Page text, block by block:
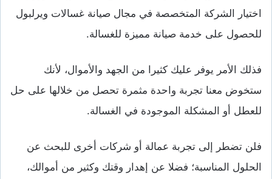
اختيار الشركة المتخصصة في مجال صيانة غسالات ويرلبول
للحصول على خدمة صيانة مميزة للغسالة.
فذلك الأمر يوفر عليك كثيرا من الجهد والأموال، لأنك
ستخوض معنا تجربة واحدة مثمرة تحصل من خلالها على حل
للعطل أو المشكلة الموجودة في الغسالة.
فلن تضطر إلى تجربة عمالة أو شركات أخرى للبحث عن
الحلول المناسبة؛ فضلا عن إهدار وقتك وكثير من أموالك،